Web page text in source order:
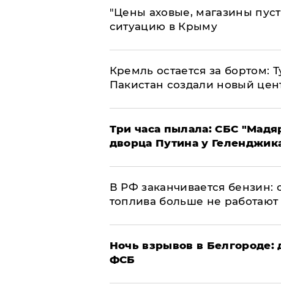
​"Цены аховые, магазины
ситуацию в Крыму
​Кремль остается за бортом:
Пакистан создали новый
Три часа пылала: СБС
дворца Путина у
​В РФ заканчивается
топлива больше не работают
​Ночь взрывов в Белгороде:
ФСБ